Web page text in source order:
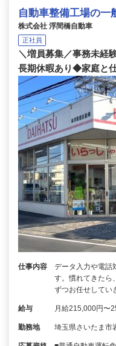
自動車整備工場の一
株式会社 浮間橋自動車
正社員
＼増員募集／事務未経
長期休暇あり◆家庭と
仕事内容
データ入力や電話
す。慣れてきたら
ずつお任せしてい
給与 月給215,000円〜
勤務地 埼玉県さいたま市